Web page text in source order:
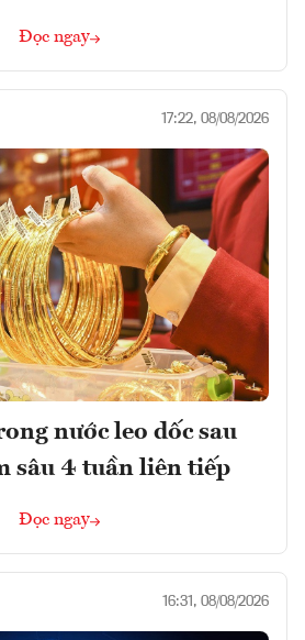
Đọc ngay
17:22, 08/08/2026
nước leo dốc sau
sâu 4 tuần liên tiếp
Đọc ngay
16:31, 08/08/2026